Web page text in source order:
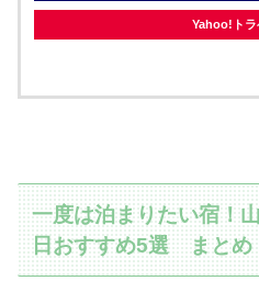
Yahoo!トラ
一度は泊まりたい宿！
日おすすめ5選 まとめ